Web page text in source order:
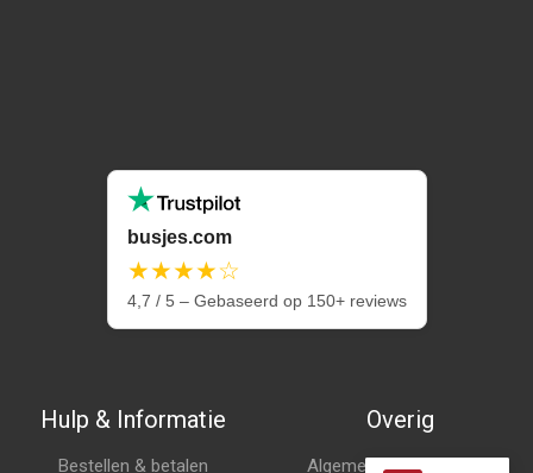
busjes.com
★★★★☆
4,7 / 5 – Gebaseerd op 150+ reviews
Hulp & Informatie
Bestellen & betalen
Overig
Algemene voorwaarden